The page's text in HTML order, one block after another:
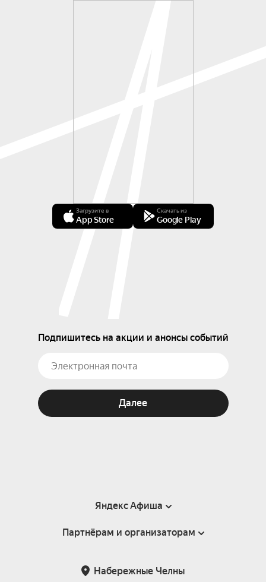
Загрузите в
App Store
Скачать из
Google Play
Подпишитесь на акции и анонсы событий
Далее
Яндекс Афиша
Справка
Подарочные сертификаты
Партнёрам и организаторам
Набережные Челны